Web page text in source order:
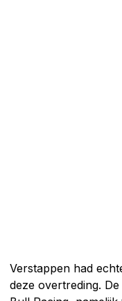
Verstappen had
deze overtreding.